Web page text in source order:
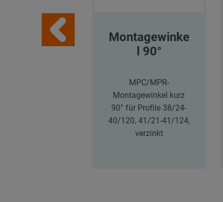
Montagewinke
l 90°
MPC/MPR-
Montagewinkel kurz
90° für Profile 38/24-
40/120, 41/21-41/124,
verzinkt